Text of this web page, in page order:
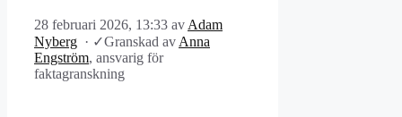
28 februari 2026, 13:33 av Adam
Nyberg · ✓Granskad av Anna
Engström, ansvarig för
faktagranskning